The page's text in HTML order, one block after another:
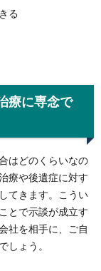
る
療に専念で
はどのくらいなの
療や後遺症に対す
てきます。こうい
とで示談が成立す
社を相手に、ご自
しょう。